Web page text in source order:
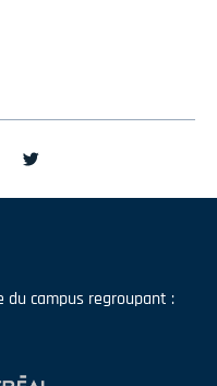
du campus regroupant :